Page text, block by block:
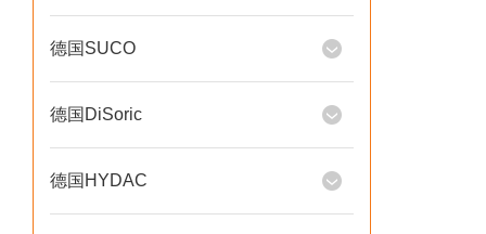
德国SUCO
德国DiSoric
德国HYDAC